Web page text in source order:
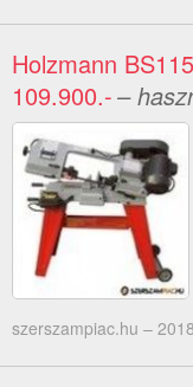
Holzmann
109.900.-–
szerszampiac.hu –